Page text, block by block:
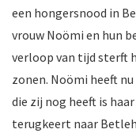
een hongersnood in
vrouw Noömi en hun
verloop van tijd sterft
zonen. Noömi heeft
die zij nog heeft is
terugkeert naar